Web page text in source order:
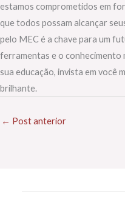
estamos comprometidos em
que todos possam alcançar
pelo MEC é a chave para um
ferramentas e o conhecimento
sua educação, invista em você
brilhante.
← Post anterior